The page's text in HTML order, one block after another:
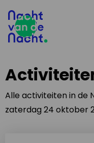
Alle activiteiten in de
zaterdag 24 oktober